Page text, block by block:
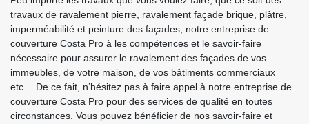
travaux de ravalement pierre, ravalement façade brique, plâtre,
imperméabilité et peinture des façades, notre entreprise de
couverture Costa Pro à les compétences et le savoir-faire
nécessaire pour assurer le ravalement des façades de vos
immeubles, de votre maison, de vos bâtiments commerciaux
etc… De ce fait, n’hésitez pas à faire appel à notre entreprise de
couverture Costa Pro pour des services de qualité en toutes
circonstances. Vous pouvez bénéficier de nos savoir-faire et